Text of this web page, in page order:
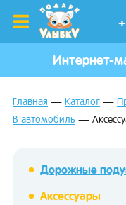
Интернет-
Главная Каталог
В автомобиль
Дорожные
Аксессуары